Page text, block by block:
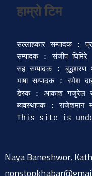
हाम्रो टिम
सल्लाहकार सम्पादक :
सम्पादक : संजीप
सह सम्पादक : बुद्धशरण
भाषा सम्पादक : रमेश
डेस्क : आकाश गजुरेल र
ब्यवस्थापक : राजेशमान
Naya Baneshwor,